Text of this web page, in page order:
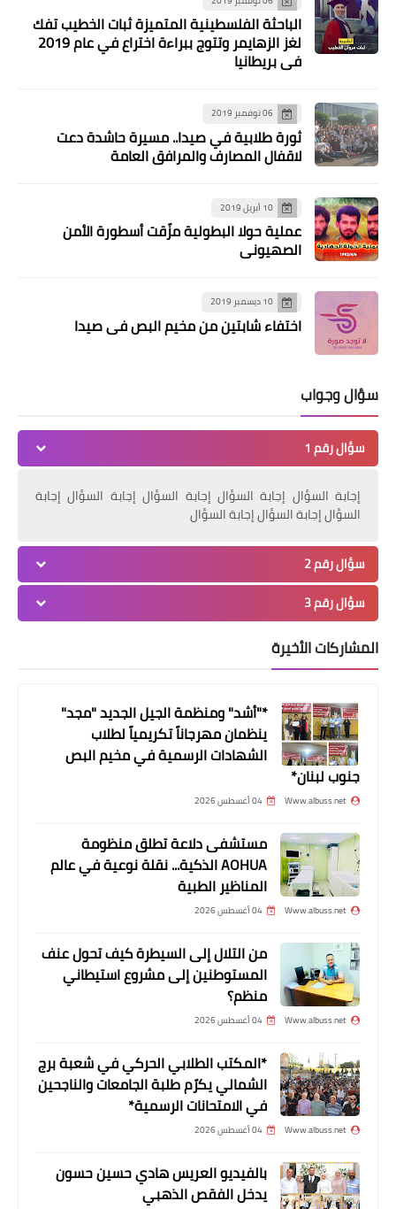
*لمسة في اليوم الخامس*
أخبار البص
المباراة السادسة من دورة شهر رمضان
لكرة القدم في مخيم البص
أخبار المخيمات
الرشيدية:الجهاد الإسلامي تحتفل بانتصار
المقاومة في غزة
أخبار البص
لقطات مصورة من اجواء رمضان قبل
الافطار اليوم الخامس في مخيم البص
الباحثة الفلسطينية المتميزة ثبات الخطيب تفك
لغز الزهايمر وتتوج ببراءة اختراع في عام 2019
في بريطانيا
06 نوفمبر 2019
ثورة طلابية في صيدا.. مسيرة حاشدة دعت
لاقفال المصارف والمرافق العامة
10 أبريل 2019
عملية حولا البطولية مزّقت أسطورة الأمن
الصهيوني
10 ديسمبر 2019
اختفاء شابتين من مخيم البص في صيدا
سؤال وجواب
سؤال رقم 1
إجابة السؤال إجابة السؤال إجابة السؤال إجابة السؤال إجابة
السؤال إجابة السؤال إجابة السؤال
سؤال رقم 2
سؤال رقم 3
المشاركات الأخيرة
*"أشد" ومنظمة الجيل الجديد "مجد"
ينظمان مهرجاناً تكريمياً لطلاب
الشهادات الرسمية في مخيم البص
جنوب لبنان*
Www.albuss.net 04 أغسطس 2026
مستشفى دلاعة تطلق منظومة
AOHUA الذكية... نقلة نوعية في عالم
المناظير الطبية
Www.albuss.net 04 أغسطس 2026
من التلال إلى السيطرة كيف تحول عنف
المستوطنين إلى مشروع استيطاني
منظم؟
Www.albuss.net 04 أغسطس 2026
*المكتب الطلابي الحركي في شعبة برج
الشمالي يكرّم طلبة الجامعات والناجحين
في الامتحانات الرسمية*
Www.albuss.net 04 أغسطس 2026
بالفيديو العريس هادي حسين حسون
يدخل الفقص الذهبي